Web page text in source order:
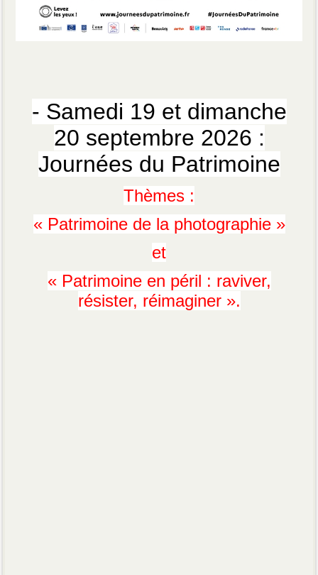
- Samedi 19 et dimanche
20 septembre 2026 :
Journées du Patrimoine
Thèmes :
« Patrimoine de la photographie »
et
« Patrimoine en péril : raviver,
résister, réimaginer ».